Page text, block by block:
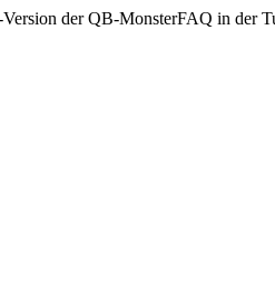
der QB-MonsterFAQ in der